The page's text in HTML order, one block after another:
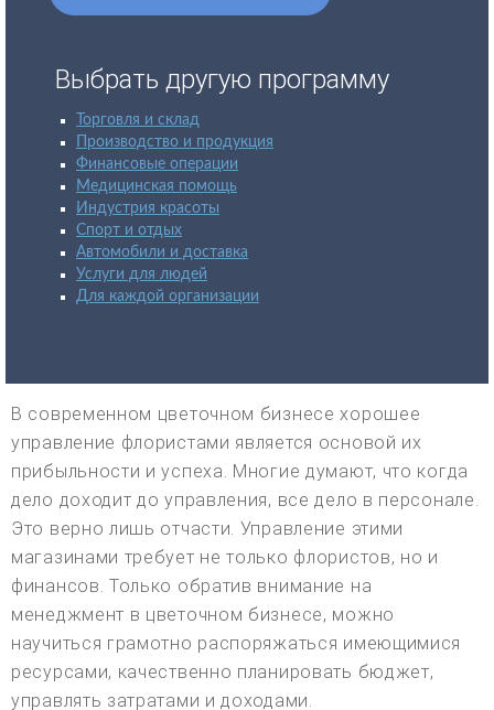
Выбрать другую программу
Торговля и склад
Производство и продукция
Финансовые операции
Медицинская помощь
Индустрия красоты
Спорт и отдых
Автомобили и доставка
Услуги для людей
Для каждой организации
В современном цветочном бизнесе хорошее
управление флористами является основой их
прибыльности и успеха. Многие думают, что когда
дело доходит до управления, все дело в персонале.
Это верно лишь отчасти. Управление этими
магазинами требует не только флористов, но и
финансов. Только обратив внимание на
менеджмент в цветочном бизнесе, можно
научиться грамотно распоряжаться имеющимися
ресурсами, качественно планировать бюджет,
управлять затратами и доходами.